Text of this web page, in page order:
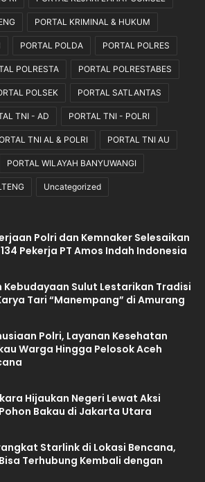
PORTAL KRIMINAL & HUKUM
PORTAL POLDA PORTAL POLRES
POLRESTA PORTAL POLRESTABES
POLSEK PORTAL SATLANTAS
TNI - AD PORTAL TNI - POLRI
TNI AL & POLRI PORTAL TNI AU
PORTAL WILAYAH BANYUWANGI
Uncategorized
Polri dan Kemnaker Selesaikan
Pekerja PT Amos Indah Indonesia
Kebudayaan Sulut Lestarikan Tradisi
Tari “Manempang” di Amurang
Polri, Layanan Kesehatan
Warga Hingga Pelosok Aceh
Hijaukan Negeri Lewat Aksi
Bakau di Jakarta Utara
Starlink di Lokasi Bencana,
Terhubung Kembali dengan